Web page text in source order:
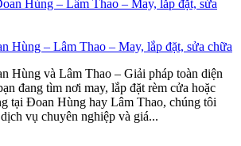
Hùng – Lâm Thao – May, lắp đặt, sửa chữa
Hùng và Lâm Thao – Giải pháp toàn diện
đang tìm nơi may, lắp đặt rèm cửa hoặc
tại Đoan Hùng hay Lâm Thao, chúng tôi
vụ chuyên nghiệp và giá...